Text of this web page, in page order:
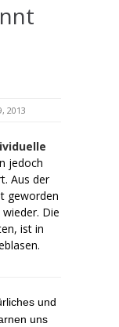
2013
jedoch
Aus der
geworden
Die
ist in
und
uns